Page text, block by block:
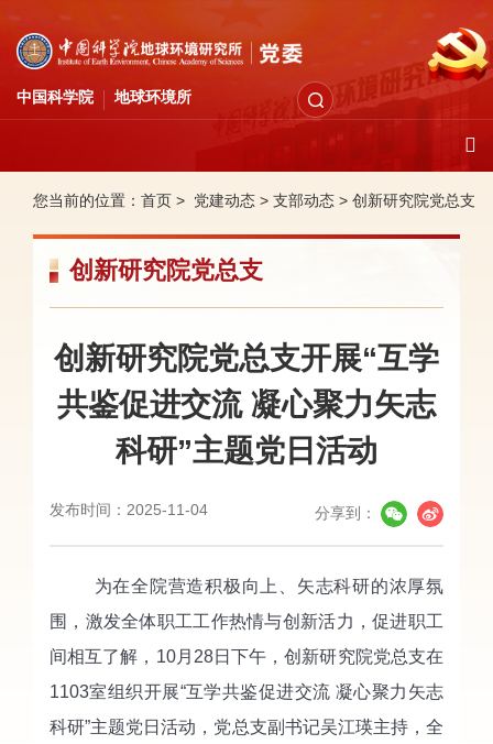
中国科学院 地球环境所
您当前的位置： 首页 > 党建动态 > 支部动态 > 创新研究院党总支
创新研究院党总支
创新研究院党总支开展“互学
共鉴促进交流 凝心聚力矢志
科研”主题党日活动
发布时间：2025-11-04 分享到：
为在全院营造积极向上、矢志科研的浓厚氛
围，激发全体职工工作热情与创新活力，促进职工
间相互了解，10月28日下午，创新研究院党总支在
1103室组织开展“互学共鉴促进交流 凝心聚力矢志
科研”主题党日活动，党总支副书记吴江瑛主持，全